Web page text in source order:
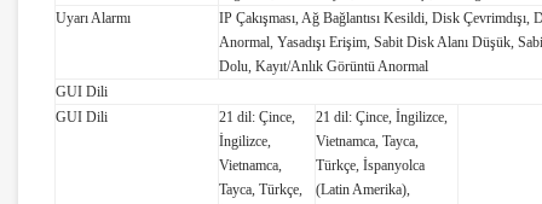
Uyarı Alarmı
IP Çakışması, Ağ Bağlantısı Kesildi, Disk Çevrimdışı,
Anormal, Yasadışı Erişim, Sabit Disk Alanı Düşük,
Dolu, Kayıt/Anlık Görüntü Anormal
GUI Dili
GUI Dili
21 dil: Çince,
İngilizce,
Vietnamca,
Tayca, Türkçe,
21 dil: Çince, İngilizce,
Vietnamca, Tayca,
Türkçe, İspanyolca
(Latin Amerika),